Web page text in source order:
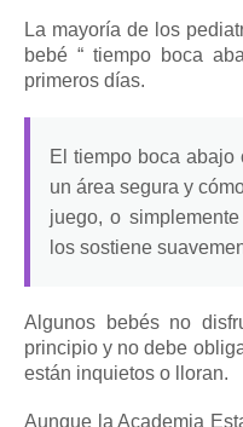
La mayoría de los
bebé “ tiempo boca
primeros días.
El tiempo boca
un área segura y
juego, o
los sostiene
Algunos bebés no
principio y no debe
están inquietos o lloran.
Aunque la Academia